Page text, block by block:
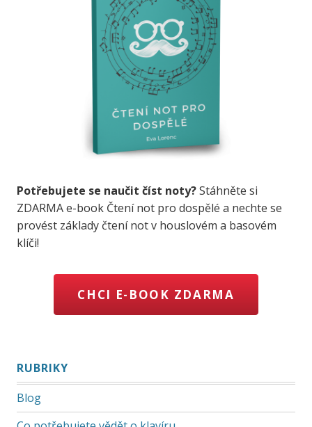
Potřebujete se naučit číst noty?Stáhněte si
ZDARMA e-book Čtení not pro dospělé a nechte se
provést základy čtení not v houslovém a basovém
klíči!
CHCI E-BOOK ZDARMA
RUBRIKY
Blog